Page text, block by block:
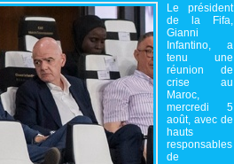
Le président
de la Fifa,
Gianni
Infantino, a
tenu une
réunion de
crise au
Maroc,
mercredi 5
août, avec de
hauts
responsables
de